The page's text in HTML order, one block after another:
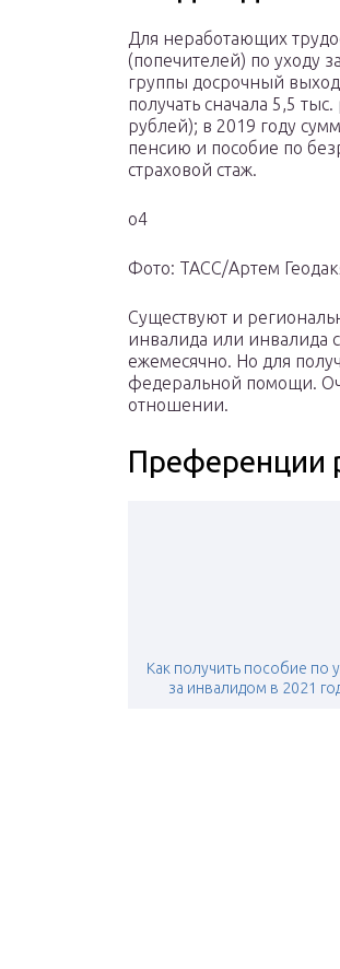
Для неработающих
(попечителей) по уходу
группы досрочный
получать сначала 5,5
рублей); в 2019 году
пенсию и пособие по
страховой стаж.
о4
Фото: ТАСС/Артем
Существуют и
инвалида или инвалида
ежемесячно. Но для
федеральной помощи.
отношении.
Преференции
Как получить пособие по
за инвалидом в 2021